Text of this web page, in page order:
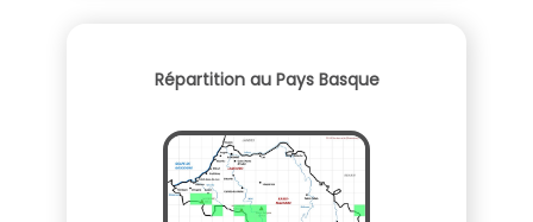
Répartition au Pays Basque